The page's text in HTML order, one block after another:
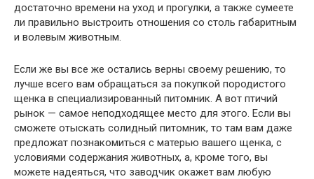
достаточно времени на уход и прогулки, а также сумеете
ли правильно выстроить отношения со столь габаритным
и волевым животным.
Если же вы все же остались верны своему решению, то
лучше всего вам обращаться за покупкой породистого
щенка в специализированный питомник. А вот птичий
рынок — самое неподходящее место для этого. Если вы
сможете отыскать солидный питомник, то там вам даже
предложат познакомиться с матерью вашего щенка, с
условиями содержания животных, а, кроме того, вы
можете надеяться, что заводчик окажет вам любую